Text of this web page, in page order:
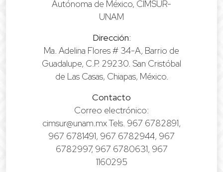
Autónoma de México, CIMSUR-
UNAM
Dirección:
Ma. Adelina Flores # 34-A, Barrio de
Guadalupe, C.P. 29230. San Cristóbal
de Las Casas, Chiapas, México.
Contacto
Correo electrónico:
cimsur@unam.mx Tels. 967 6782891,
967 6781491, 967 6782944, 967
6782997, 967 6780631, 967
1160295